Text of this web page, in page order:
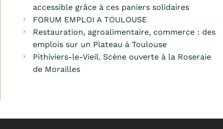
accessible grâce à ces paniers solidaires
FORUM EMPLOI A TOULOUSE
Restauration, agroalimentaire, commerce : des
emplois sur un Plateau à Toulouse
Pithiviers-le-Vieil. Scène ouverte à la Roseraie
de Morailles